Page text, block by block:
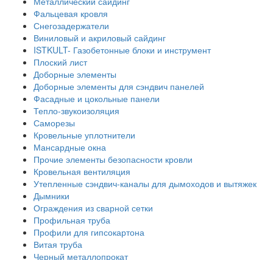
Фальцевая кровля
Снегозадержатели
Виниловый и акриловый сайдинг
ISTKULT- Газобетонные блоки и инструмент
Плоский лист
Доборные элементы
Доборные элементы для сэндвич панелей
Фасадные и цокольные панели
Тепло-звукоизоляция
Саморезы
Кровельные уплотнители
Мансардные окна
Прочие элементы безопасности кровли
Кровельная вентиляция
Утепленные сэндвич-каналы для дымоходов и вытяжек
Дымники
Ограждения из сварной сетки
Профильная труба
Профили для гипсокартона
Витая труба
Черный металлопрокат